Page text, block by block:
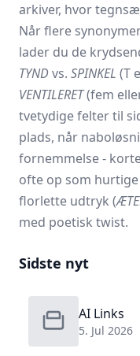
arkiver, hvor
Når flere
lader du de
TYND vs. SPINKEL (T
VENTILERET(fem
tvetydige felter til
plads, når
fornemmelse -
ofte op som
florlette udtryk (
med poetisk twist.
Sidste nyt
AI Links
5. Jul 2026